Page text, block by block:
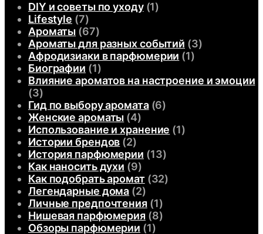
DIY и советы по уходу(1)
Lifestyle (7)
Ароматы (67)
Ароматы для разных событий (3)
Афродизиаки в парфюмерии (1)
Биографии (1)
Влияние ароматов на настроение и эмоции
(3)
Гид по выбору аромата(6)
Женские ароматы (4)
Использование и хранение (1)
Истории брендов (2)
История парфюмерии (13)
Как наносить духи (9)
Как подобрать аромат(32)
Легендарные дома (2)
Личные предпочтения(1)
Нишевая парфюмерия(8)
Обзоры парфюмерии (1)